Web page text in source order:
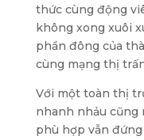
thức cùng động
không xong xuôi
phần đông của
cùng mạng thị
Với một toàn thị
nhanh nhảu cũng
phù hợp vẫn